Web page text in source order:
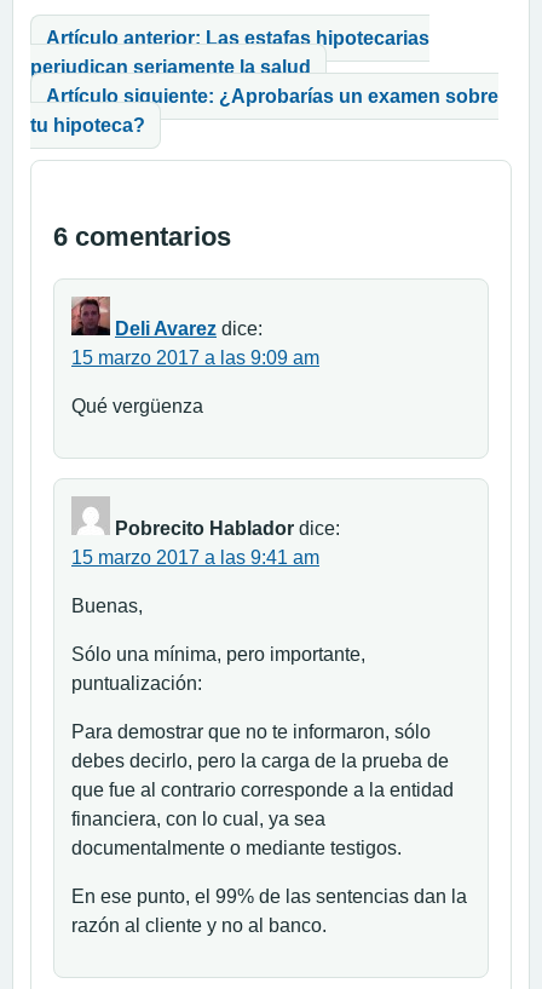
Navegación de entradas
Artículo anterior: Las estafas hipotecarias
perjudican seriamente la salud
Artículo siguiente: ¿Aprobarías un examen sobre
tu hipoteca?
6 comentarios
Deli Avarez dice:
15 marzo 2017 a las 9:09 am
Qué vergüenza
Pobrecito Hablador dice:
15 marzo 2017 a las 9:41 am
Buenas,
Sólo una mínima, pero importante,
puntualización:
Para demostrar que no te informaron, sólo
debes decirlo, pero la carga de la prueba de
que fue al contrario corresponde a la entidad
financiera, con lo cual, ya sea
documentalmente o mediante testigos.
En ese punto, el 99% de las sentencias dan la
razón al cliente y no al banco.